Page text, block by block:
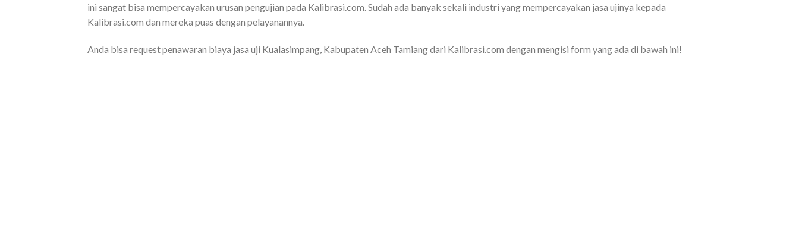
ini sangat bisa mempercayakan urusan pengujian pada Kalibrasi.com. Sudah ada banyak sekali industri yang mempercayakan jasa ujinya kepada
Kalibrasi.com dan mereka puas dengan pelayanannya.
Anda bisa request penawaran biaya jasa uji Kualasimpang, Kabupaten Aceh Tamiang dari Kalibrasi.com dengan mengisi form yang ada di bawah ini!